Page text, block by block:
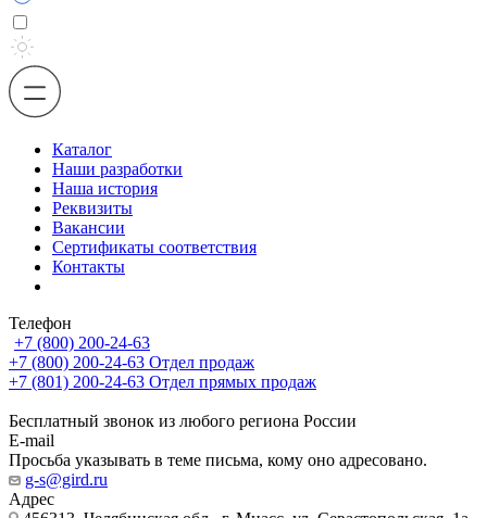
Каталог
Наши разработки
Наша история
Реквизиты
Вакансии
Сертификаты соответствия
Контакты
Телефон
+7 (800) 200-24-63
+7 (800) 200-24-63 Отдел продаж
+7 (801) 200-24-63 Отдел прямых продаж
Бесплатный звонок из любого региона России
E-mail
Просьба указывать в теме письма, кому оно адресовано.
g-s@gird.ru
Адрес